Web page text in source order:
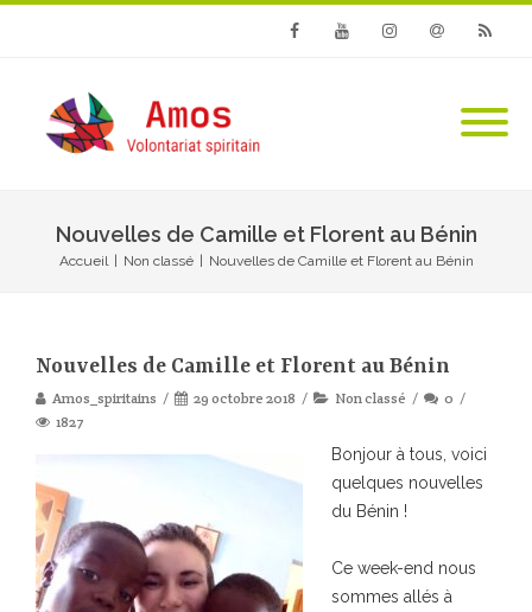
Nouvelles de Camille et Florent au Bénin
Accueil Non classé Nouvelles de Camille et Florent au Bénin
Nouvelles de Camille et Florent au Bénin
Amos_spiritains 29 octobre 2018 Non classé
0
1827
Bonjour à tous, voici
quelques nouvelles
du Bénin !
Ce week-end nous
sommes allés à